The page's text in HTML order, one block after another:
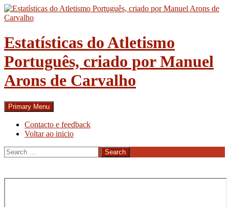
Skip
to
Estatísticas do Atletismo
Português, criado por Manuel
Arons de Carvalho
Search
Primary Menu
Contacto e feedback
Voltar ao inicio
Search
for: